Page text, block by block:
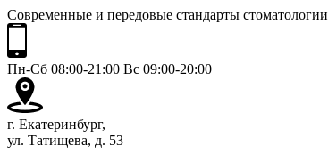
Современные и передовые стандарты стоматологии
Пн-Сб 08:00-21:00 Вс 09:00-20:00
г. Екатеринбург,
ул. Татищева, д. 53